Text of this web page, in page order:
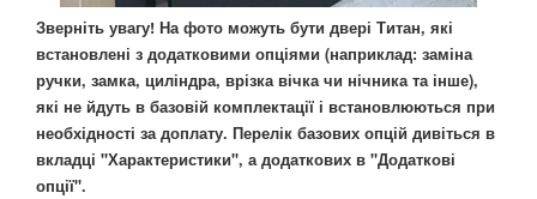
Зверніть увагу! На фото можуть бути двері Титан, які
встановлені з додатковими опціями (наприклад: заміна
ручки, замка, циліндра, врізка вічка чи нічника та інше),
які не йдуть в базовій комплектації і встановлюються при
необхідності за доплату. Перелік базових опцій дивіться в
вкладці "Характеристики", а додаткових в "Додаткові
опції".